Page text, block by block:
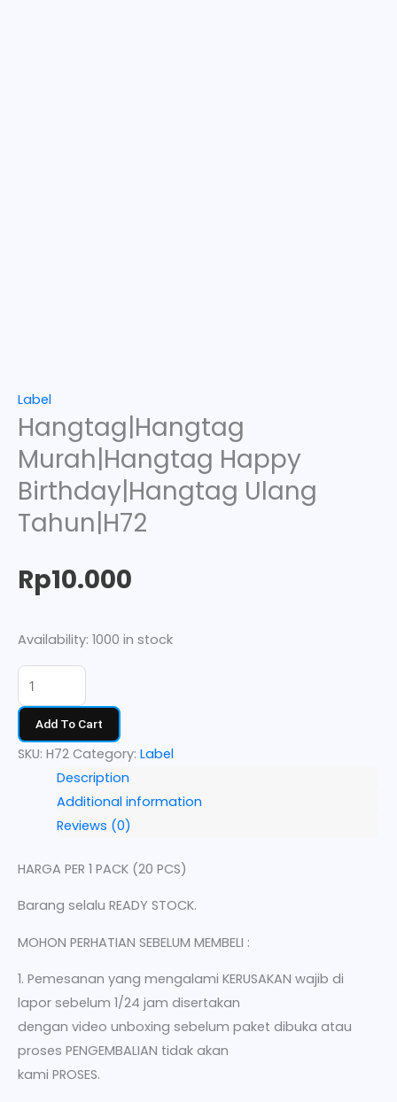
Label
Hangtag|Hangtag
Murah|Hangtag Happy
Birthday|Hangtag Ulang
Tahun|H72
Rp10.000
Availability: 1000 in stock
Add To Cart
SKU: H72 Category: Label
Description
Additional information
Reviews (0)
HARGA PER 1 PACK (20 PCS)
Barang selalu READY STOCK.
MOHON PERHATIAN SEBELUM MEMBELI :
1. Pemesanan yang mengalami KERUSAKAN wajib di
lapor sebelum 1/24 jam disertakan
dengan video unboxing sebelum paket dibuka atau
proses PENGEMBALIAN tidak akan
kami PROSES.